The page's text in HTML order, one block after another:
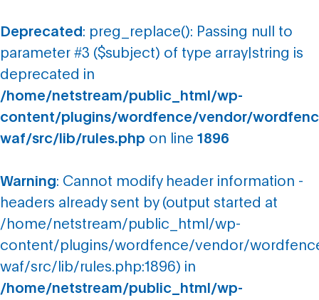
Deprecated : preg_replace(): Passing null to
parameter #3 ($subject) of type array|string is
deprecated in
/home/netstream/public_html/wp-
content/plugins/wordfence/vendor/
waf/src/lib/rules.php on line 1896
Warning: Cannot modify header information -
headers already sent by (output started at
/home/netstream/public_html/wp-
content/plugins/wordfence/vendor/
waf/src/lib/rules.php:1896) in
/home/netstream/public_html/wp-